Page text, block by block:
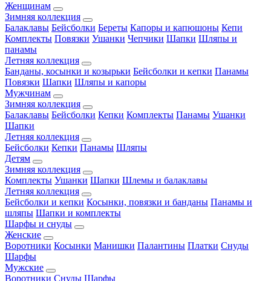
Женщинам
Зимняя коллекция
Балаклавы Бейсболки Береты Капоры и капюшоны Кепи
Комплекты Повязки Ушанки Чепчики Шапки Шляпы и
панамы
Летняя коллекция
Банданы, косынки и козырьки Бейсболки и кепки Панамы
Повязки Шапки Шляпы и капоры
Мужчинам
Зимняя коллекция
Балаклавы Бейсболки Кепки Комплекты Панамы Ушанки
Шапки
Летняя коллекция
Бейсболки Кепки Панамы Шляпы
Детям
Зимняя коллекция
Комплекты Ушанки Шапки Шлемы и балаклавы
Летняя коллекция
Бейсболки и кепки Косынки, повязки и банданы Панамы и
шляпы Шапки и комплекты
Шарфы и снуды
Женские
Воротники Косынки Манишки Палантины Платки Снуды
Шарфы
Мужские
Воротники Снуды Шарфы